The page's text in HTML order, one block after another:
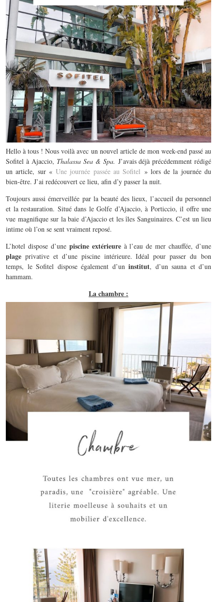
Hello à tous ! Nous voilà avec un nouvel article de mon week-end passé au
Sofitel à Ajaccio, Thalassa Sea & Spa. J’avais déjà précédemment rédigé
un article, sur «Une journée passée au Sofitel » lors de la journée du
bien-être. J’ai redécouvert ce lieu, afin d’y passer la nuit.
Toujours aussi émerveillée par la beauté des lieux, l’accueil du personnel
et la restauration. Situé dans le Golfe d’Ajaccio, à Porticcio, il offre une
vue magnifique sur la baie d’Ajaccio et les îles Sanguinaires. C’est un lieu
intime où l’on se sent vraiment reposé.
L’hotel dispose d’une piscine extérieureà l’eau de mer chauffée, d’une
plage privative et d’une piscine intérieure. Idéal pour passer du bon
temps, le Sofitel dispose également d’un institut, d’un sauna et d’un
hammam.
La chambre :